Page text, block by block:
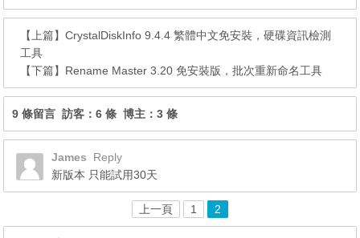
【上篇】CrystalDiskInfo 9.4.4 繁體中文免安裝，硬碟資訊檢測
工具
【下篇】 Rename Master 3.20 免安裝版，批次重新命名工具
9 條留言 訪客：6 條 博主：3 條
James
Reply
新版本 只能試用30天
上一頁 1 2